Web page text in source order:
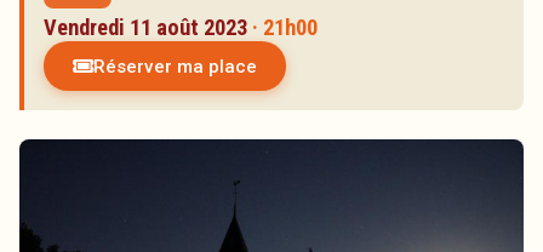
Réservations
Partenaires
Inscription à la newsletter
Vendredi 11 août 2023 · 21h00
Réserver ma place